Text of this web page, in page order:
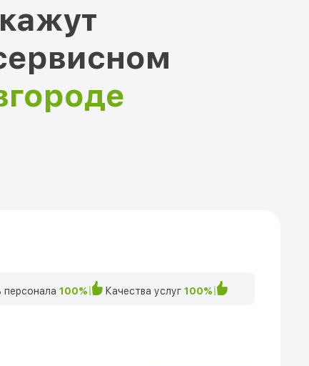
персонала 100% Качества услуг 100%